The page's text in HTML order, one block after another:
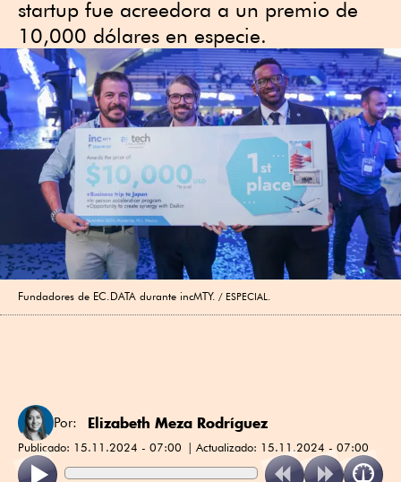
startup fue acreedora a un premio de
10,000 dólares en especie.
Fundadores de EC.DATA durante incMTY. ESPECIAL.
Por: Elizabeth Meza Rodríguez
Publicado: 15.11.2024 - 07:00 Actualizado: 15.11.2024 - 07:00